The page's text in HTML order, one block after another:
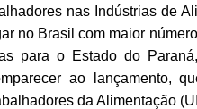
nas Indústrias de
no Brasil com maior
para o Estado do
ao lançamento,
da Alimentação